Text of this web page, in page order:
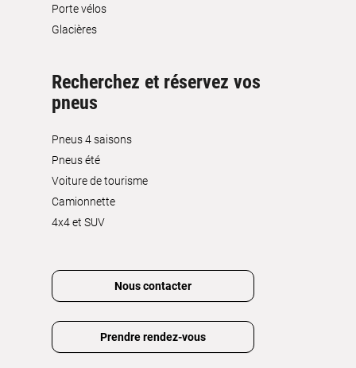
Porte vélos
Glacières
Recherchez et réservez vos
pneus
Pneus 4 saisons
Pneus été
Voiture de tourisme
Camionnette
4x4 et SUV
Nous contacter
Prendre rendez-vous